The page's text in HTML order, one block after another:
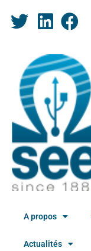
A propos
Actualités